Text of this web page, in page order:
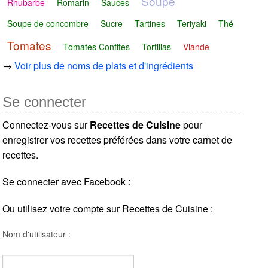
Soupe de concombre Sucre Tartines Teriyaki Thé
Tomates Tomates Confites Tortillas Viande
→Voir plus de noms de plats et d'ingrédients
Se connecter
Connectez-vous surRecettes de Cuisinepour
enregistrer vos recettes préférées dans votre carnet de
recettes.
Se connecter avec Facebook :
Ou utilisez votre compte sur Recettes de Cuisine :
Nom d'utilisateur :